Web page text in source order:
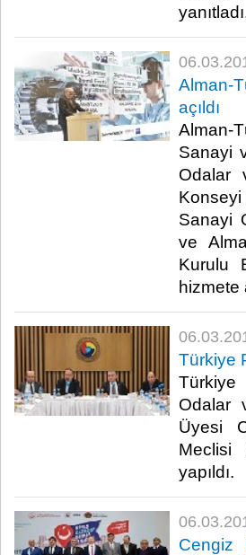
Alman-
açıldı
Alman-
Sanayi
Odalar
Sanayi
ve
Kurulu
hizmete
Türkiye
Türkiye
Odalar
Üyesi
Meclisi
yapıldı. ​
Cengiz